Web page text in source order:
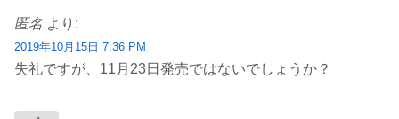
匿名 より:
2019年10月15日 7:36 PM
失礼ですが、11月23日発売ではないでしょうか？